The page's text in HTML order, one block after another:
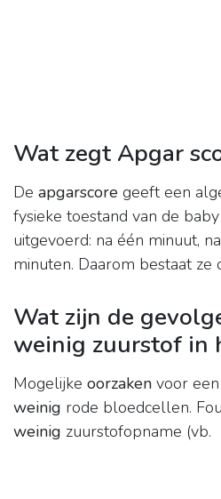
Wat zegt Apgar
De apgarscore geeft een
fysieke toestand van de
uitgevoerd: na één minuut,
minuten. Daarom bestaat ze
Wat zijn de
weinig zuurstof in
Mogelijke oorzaken voor
weinig rode bloedcellen.
weinig zuurstofopname (vb.